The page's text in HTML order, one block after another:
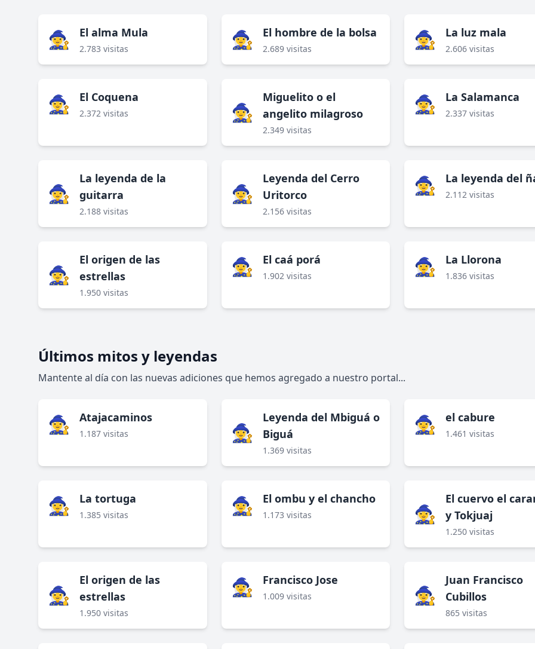
🧙‍♀️ El alma Mula
2.783 visitas 🧙‍♀️ El hombre de la bolsa
2.689 visitas 🧙‍♀️ La luz mala
2.606 visitas
🧙‍♀️ El Coquena
2.372 visitas 🧙‍♀️
Miguelito o el
angelito milagroso
2.349 visitas
🧙‍♀️ La Salamanca
2.337 visitas
🧙‍♀️
La leyenda de la
guitarra
2.188 visitas
🧙‍♀️
Leyenda del Cerro
Uritorco
2.156 visitas
🧙‍♀️ La leyenda del
2.112 visitas
🧙‍♀️
El origen de las
estrellas
1.950 visitas
🧙‍♀️ El caá porá
1.902 visitas 🧙‍♀️ La Llorona
1.836 visitas
Últimos mitos y leyendas
Mantente al día con las nuevas adiciones que hemos agregado a nuestro portal...
🧙‍♀️ Atajacaminos
1.187 visitas 🧙‍♀️
Leyenda del Mbiguá o
Biguá
1.369 visitas
🧙‍♀️ el cabure
1.461 visitas
🧙‍♀️ La tortuga
1.385 visitas 🧙‍♀️ El ombu y el chancho
1.173 visitas 🧙‍♀️
El cuervo el
y Tokjuaj
1.250 visitas
🧙‍♀️
El origen de las
estrellas
1.950 visitas
🧙‍♀️ Francisco Jose
1.009 visitas 🧙‍♀️
Juan Francisco
Cubillos
865 visitas